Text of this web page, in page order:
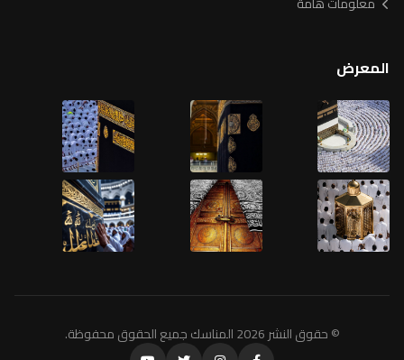
المعرض
© حقوق النشر 2026 المناسك جميع الحقوق محفوظة.